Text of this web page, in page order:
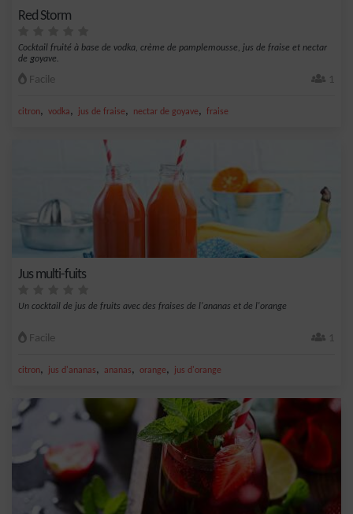
Red Storm
Cocktail fruité à base de vodka, crème de pamplemousse, jus de fraise et nectar
de goyave.
Facile 1
citron, vodka, jus de fraise, nectar de goyave, fraise
Jus multi-fuits
Un cocktail de jus de fruits avec des fraises de l'ananas et de l'orange
Facile 1
citron, jus d'ananas, ananas, orange, jus d'orange